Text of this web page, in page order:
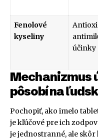
Fenolové
kyseliny
účinky
Mechanizmus
pôsobí na
Pochopiť, ako imelo
je kľúčové pre ich
je jednostranné, ale